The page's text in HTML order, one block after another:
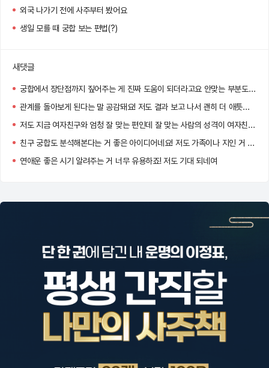
외국 나가기 전에 사주부터 봤어요
생일 모를 때 궁합 보는 편법(?)
새댓글
궁합에서 장단점까지 짚어주는 게 진짜 도움이 되더라고요 안맞는 부분도 이해하게 돼요
관계를 돌아보게 된다는 말 공감돼요! 저도 결과 보고 나서 괜히 더 애틋해지더라고요 :)
저도 지금 여자친구와 엄청 잘 맞는 편인데 잘 맞는 사람의 성격이 여자친구와 너무 똑같아서 신기했어요!!
친구 궁합도 분석해본다는 거 좋은 아이디어네요! 저도 가족이나 지인 거 해봐야겠어요
연애운 좋은 시기 알려주는 거 너무 유용하죠! 저도 기대 되네여